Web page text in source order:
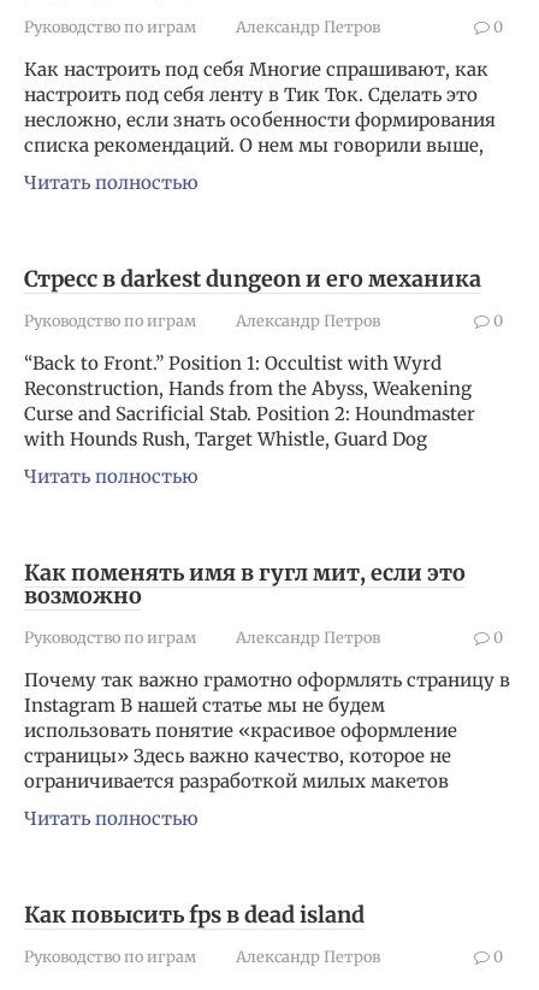
Руководство по играм Александр Петров 0
Как настроить под себя Многие спрашивают, как
настроить под себя ленту в Тик Ток. Сделать это
несложно, если знать особенности формирования
списка рекомендаций. О нем мы говорили выше,
Читать полностью
Стресс в darkest dungeon и его механика
Руководство по играм Александр Петров 0
“Back to Front.” Position 1: Occultist with Wyrd
Reconstruction, Hands from the Abyss, Weakening
Curse and Sacrificial Stab. Position 2: Houndmaster
with Hounds Rush, Target Whistle, Guard Dog
Читать полностью
Как поменять имя в гугл мит, если это
возможно
Руководство по играм Александр Петров 0
Почему так важно грамотно оформлять страницу в
Instagram В нашей статье мы не будем
использовать понятие «красивое оформление
страницы» Здесь важно качество, которое не
ограничивается разработкой милых макетов
Читать полностью
Как повысить fps в dead island
Руководство по играм Александр Петров 0